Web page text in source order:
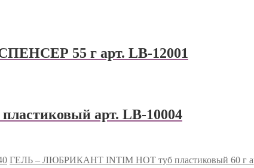
55 г арт. LB-12001
арт. LB-10004
ГЕЛЬ – ЛЮБРИКАНТ INTIM HOT туб пластиковый 60 г